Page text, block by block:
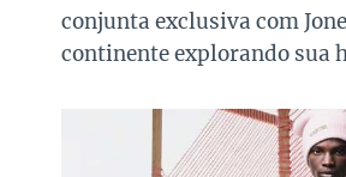
conjunta exclusiva com
continente explorando sua